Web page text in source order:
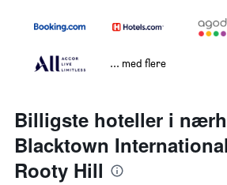
... med flere
Billigste hoteller i
Blacktown
Rooty Hill